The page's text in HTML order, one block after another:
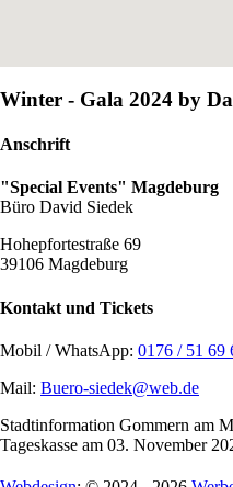
Winter - Gala 2024 by
Anschrift
"Special Events" Magdeburg
Büro David Siedek
Hohepfortestraße 69
39106 Magdeburg
Kontakt und Tickets
Mobil / WhatsApp: 0176 / 51 69
Mail: Buero-siedek@web.de
Stadtinformation Gommern am
Tageskasse am 03. November